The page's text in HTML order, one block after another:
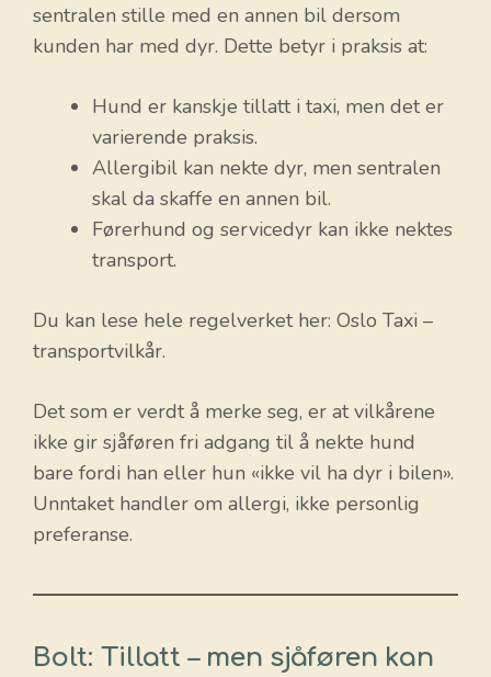
sentralen stille med en annen bil dersom
kunden har med dyr. Dette betyr i praksis at:
Hund er kanskje tillatt i taxi, men det er
varierende praksis.
Allergibil kan nekte dyr, men sentralen
skal da skaffe en annen bil.
Førerhund og servicedyr kan ikke nektes
transport.
Du kan lese hele regelverket her: Oslo Taxi –
transportvilkår.
Det som er verdt å merke seg, er at vilkårene
ikke gir sjåføren fri adgang til å nekte hund
bare fordi han eller hun «ikke vil ha dyr i bilen».
Unntaket handler om allergi, ikke personlig
preferanse.
Bolt: Tillatt – men sjåføren kan